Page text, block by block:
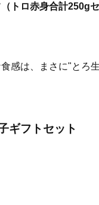
トロ赤身合計250g
感は、まさに"とろ
ギフトセット